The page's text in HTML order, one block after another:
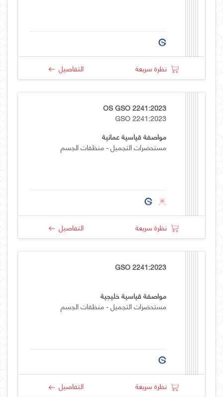
نظرة سريعة التفاصيل
OS GSO 2241:2023
GSO 2241:2023
مواصفة قياسية عمانية
مستحضرات التجميل - منظفات الجسم
نظرة سريعة التفاصيل
GSO 2241:2023
مواصفة قياسية خليجية
مستحضرات التجميل - منظفات الجسم
نظرة سريعة التفاصيل